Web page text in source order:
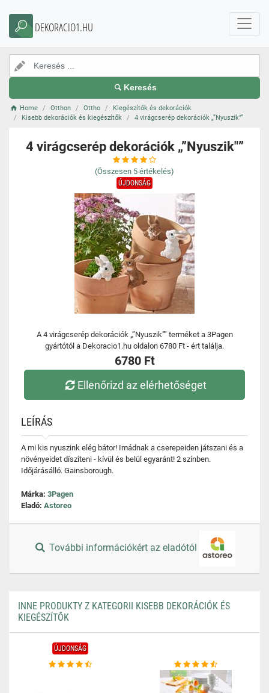
DEKORACIO1.HU
Keresés
Home Otthon Ottho
Kiegészítők és dekorációk
Kisebb dekorációk és kiegészítők
4 virágcserép dekorációk „”Nyuszik"”
4 virágcserép dekorációk „”Nyuszik"”
(Összesen 5 értékelés)
ÚJDONSÁG
A 4 virágcserép dekorációk „”Nyuszik"” terméket a 3Pagen
gyártótól a Dekoracio1.hu oldalon 6780 Ft - ért találja.
6780 Ft
Ellenőrizd az elérhetőséget
LEÍRÁS
A mi kis nyuszink elég bátor! Imádnak a cserepeiden játszani és a
növényeidet díszíteni - kívül és belül egyaránt! 2 színben.
Időjárásálló. Gainsborough.
Márka: 3Pagen
Eladó: Astoreo
További információkért az eladótól
INNE PRODUKTY Z KATEGORII KISEBB DEKORÁCIÓK ÉS
KIEGÉSZÍTŐK
ÚJDONSÁG